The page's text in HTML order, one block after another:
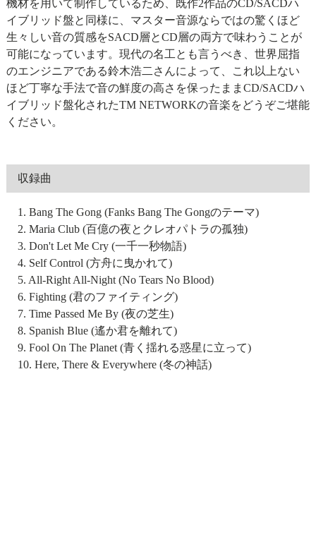
機材を用いて制作しているため、既作2作品のCD/SACDハ
イブリッド盤と同様に、マスター音源ならではの驚くほど
生々しい音の質感をSACD層とCD層の両方で味わうことが
可能になっています。現代の名工とも言うべき、世界屈指
のエンジニアである鈴木浩二さんによって、これ以上ない
ほど丁寧な手法で音の鮮度の高さを保ったままCD/SACDハ
イブリッド盤化されたTM NETWORKの音楽をどうぞご堪能
ください。
収録曲
1. Bang The Gong (Fanks Bang The Gongのテーマ)
2. Maria Club (百億の夜とクレオパトラの孤独)
3. Don't Let Me Cry (一千一秒物語)
4. Self Control (方舟に曳かれて)
5. All-Right All-Night (No Tears No Blood)
6. Fighting (君のファイティング)
7. Time Passed Me By (夜の芝生)
8. Spanish Blue (遙か君を離れて)
9. Fool On The Planet (青く揺れる惑星に立って)
10. Here, There & Everywhere (冬の神話)